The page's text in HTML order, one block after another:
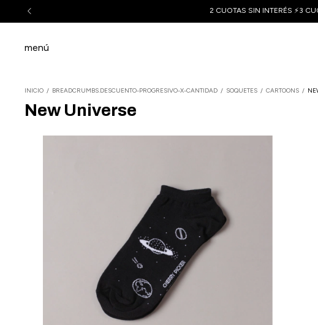
2 CUOTAS SIN INTERÉS ⚡3
menú
INICIO / BREADCRUMBS.DESCUENTO-PROGRESIVO-X-CANTIDAD / SOQUETES / CARTOONS /
New Universe